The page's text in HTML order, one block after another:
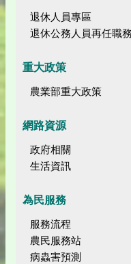
退休人員專區
退休公務人員再任職務
重大政策
農業部重大政策
網路資源
政府相關
生活資訊
為民服務
服務流程
農民服務站
病蟲害預測